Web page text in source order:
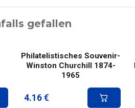
gefallen
Philatelistisches Souvenir-
Winston Churchill 1874-
1965
4.16 €